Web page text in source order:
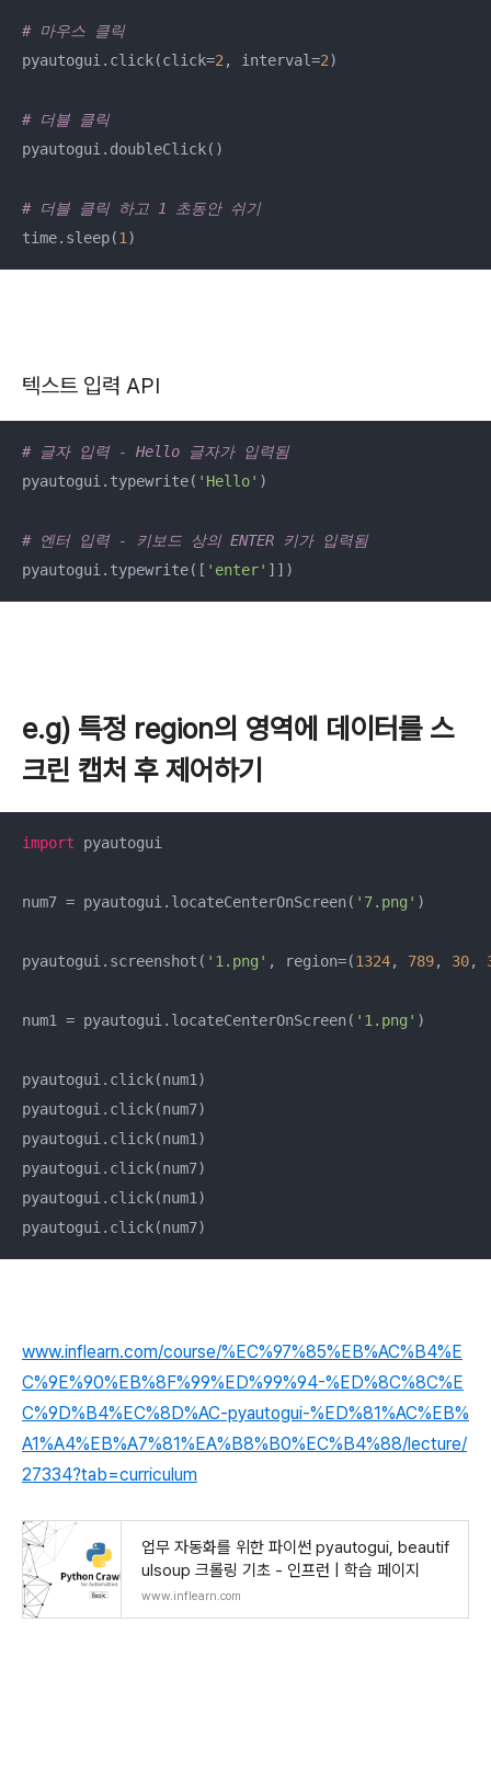
# 마우스 클릭
pyautogui.click(click=2 , interval=2)
# 더블 클릭
pyautogui.doubleClick()
# 더블 클릭 하고 1 초동안 쉬기
time.sleep(1 )
텍스트 입력 API
# 글자 입력 - Hello 글자가 입력됨
pyautogui.typewrite( 'Hello' )
# 엔터 입력 - 키보드 상의 ENTER 키가 입력됨
pyautogui.typewrite([ 'enter' ]])
e.g) 특정 region의 영역에 데이터를 스
크린 캡처 후 제어하기
import pyautogui
num7 = pyautogui.locateCenterOnScreen( '7.png' )
pyautogui.screenshot( '1.png' , region=(1324, 789, 30,
num1 = pyautogui.locateCenterOnScreen( '1.png' )
pyautogui.click(num1)
pyautogui.click(num7)
pyautogui.click(num1)
pyautogui.click(num7)
pyautogui.click(num1)
pyautogui.click(num7)
www.inflearn.com/course/%EC%97%85%EB%AC%B4%E
C%9E%90%EB%8F%99%ED%99%94-%ED%8C%8C%E
C%9D%B4%EC%8D%AC-pyautogui-%ED%81%AC%EB%
A1%A4%EB%A7%81%EA%B8%B0%EC%B4%88/lecture/
27334?tab=curriculum
업무 자동화를 위한 파이썬 pyautogui, beautif
ulsoup 크롤링 기초 - 인프런 | 학습 페이지
www.inflearn.com